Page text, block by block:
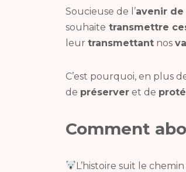
Soucieuse de l’avenir
souhaite transmettre
leur transmettant nos
C’est pourquoi, en plus
de préserver et de
Comment
L’histoire suit le chemin